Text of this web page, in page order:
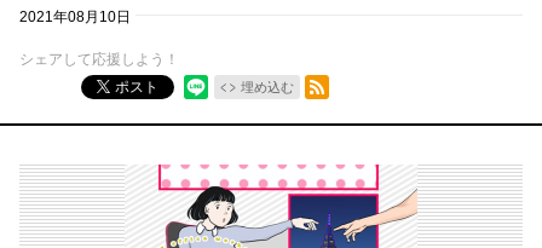
2021年08月10日
シェアして応援しよう！
ポスト
埋め込む
RSSフィード